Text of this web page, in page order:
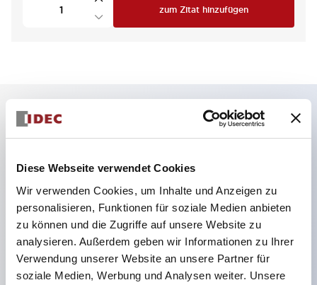
Diese Webseite verwendet Cookies
Wir verwenden Cookies, um Inhalte und Anzeigen zu
personalisieren, Funktionen für soziale Medien anbieten
zu können und die Zugriffe auf unsere Website zu
analysieren. Außerdem geben wir Informationen zu Ihrer
Verwendung unserer Website an unsere Partner für
soziale Medien, Werbung und Analysen weiter. Unsere
zum Zitat hinzufügen
Hauptmerkmale
Geeignet für ein breites Anwendungsspektrum
von der Konsumelektronik bis zum FA-Bereich
LED-Beleuchtungseinheit mit integriertem
strombegrenzendem Widerstand und Diode im
LED-Lampenkörper
Schutzarten IP40 und IP65 vollständig verfügbar